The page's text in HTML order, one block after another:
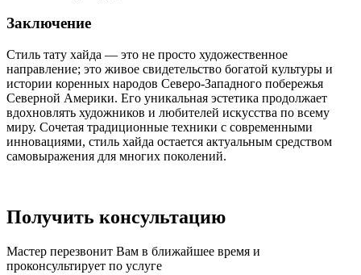
Заключение
Стиль тату хайда — это не просто художественное
направление; это живое свидетельство богатой культуры и
истории коренных народов Северо-Западного побережья
Северной Америки. Его уникальная эстетика продолжает
вдохновлять художников и любителей искусства по всему
миру. Сочетая традиционные техники с современными
инновациями, стиль хайда остается актуальным средством
самовыражения для многих поколений.
Получить консультацию
Мастер перезвонит Вам в ближайшее время и
проконсультирует по услуге